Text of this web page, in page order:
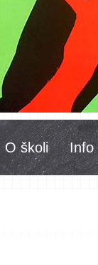
O školi Info